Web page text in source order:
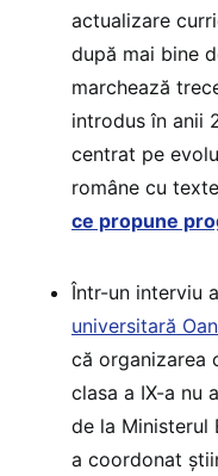
actualizare
după mai bine
marchează
introdus în anii
centrat pe
române cu
ce propune
Într-un interviu
universitară
că organizarea
clasa a IX-a nu
de la Ministerul
a coordonat